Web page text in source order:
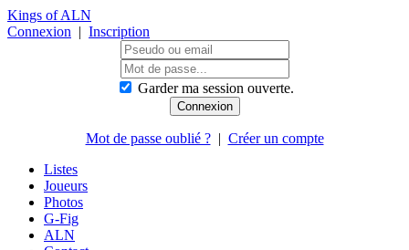
Kings of ALN
Connexion | Inscription
Garder ma session ouverte.
Mot de passe oublié ?| Créer un compte
Listes
Joueurs
Photos
G-Fig
ALN